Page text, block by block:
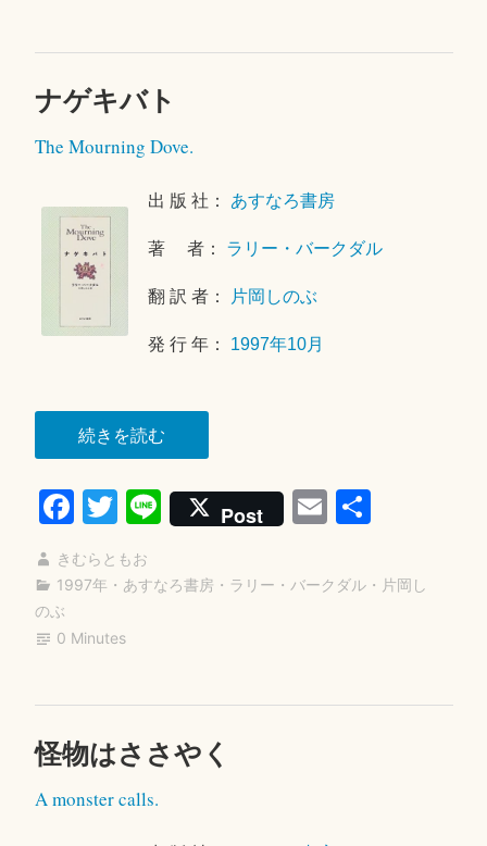
ナゲキバト
The Mourning Dove.
出 版 社： あすなろ書房
著 者： ラリー・バークダル
翻 訳 者： 片岡しのぶ
発 行 年： 1997年10月
続きを読む“ナ
ゲ
キ
バ
Fa
ce
bo
T
wi
tte
Li
ne
Post E
ail
共
きむらともお
1997年 ・ あすなろ書房 ・ ラリー・バークダル・ 片岡し
のぶ
2
2
0 Minutes
怪物はささやく
A monster calls.
2
0
2